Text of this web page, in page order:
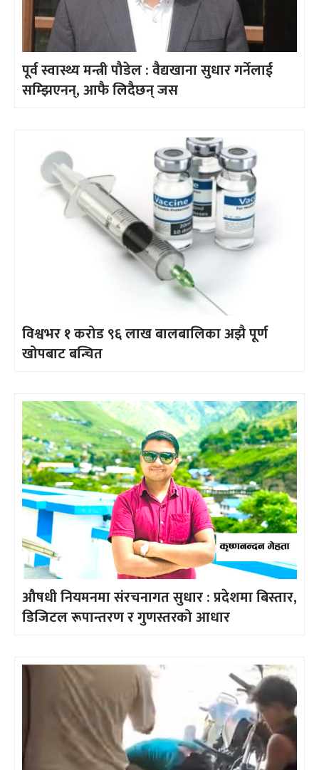
पूर्व स्वास्थ्य मन्त्री पौडेल : वैद्यखाना सुधार गर्नेलाई
सम्झिएनन्, आफै लिदैछन् जस
विश्वभर १ करोड ९६ लाख बालबालिका अझै पूर्ण
खोपबाट बन्चित
औषधी नियमनमा संरचनागत सुधार : प्रदेशमा बिस्तार,
डिजिटल रूपान्तरण र गुणस्तरको आधार